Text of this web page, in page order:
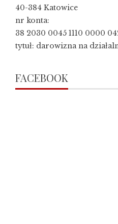
40-384 Katowice
nr konta:
38 2030 0045 1110 0000
tytuł: darowizna na
FACEBOOK